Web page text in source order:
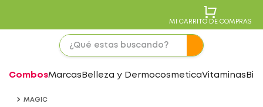
MI CARRITO DE COMPRAS
CombosMarcas Belleza y DermocosmeticaVitaminas
MAGIC